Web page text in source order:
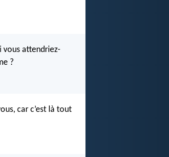
vous attendriez-
?
car c’est là tout